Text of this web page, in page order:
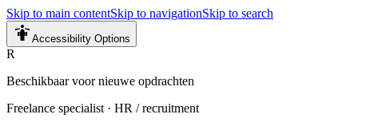
Skip to main contentSkip to navigationSkip to search
Accessibility Options
R
Beschikbaar voor nieuwe opdrachten
Freelance specialist · HR / recruitment